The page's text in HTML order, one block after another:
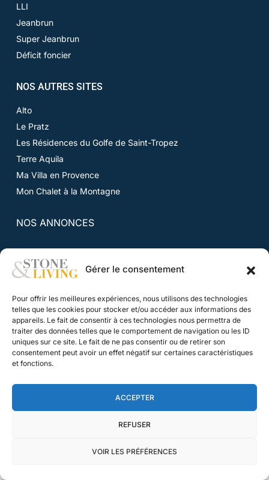
Gérer le consentement
Pour offrir les meilleures expériences, nous utilisons des technologies
telles que les cookies pour stocker et/ou accéder aux informations des
appareils. Le fait de consentir à ces technologies nous permettra de
traiter des données telles que le comportement de navigation ou les ID
uniques sur ce site. Le fait de ne pas consentir ou de retirer son
consentement peut avoir un effet négatif sur certaines caractéristiques
et fonctions.
ACCEPTER
REFUSER
VOIR LES PRÉFÉRENCES
LLI
Jeanbrun
Super Jeanbrun
Déficit foncier
NOS AUTRES SITES
Alto
Le Pratz
Les Résidences du Golfe de Saint-Tropez
Terre Aquila
Ma Villa en Provence
Mon Chalet à la Montagne
NOS ANNONCES
Chalets(12)
ACTUALITÉS